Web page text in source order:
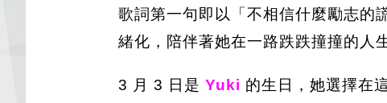
歌詞第一句即以「不相信什麼勵志的
緒化，陪伴著她在一路跌跌撞撞的人
3 月 3 日是 Yuki 的生日，她選擇在